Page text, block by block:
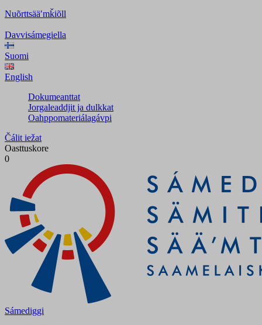
Nuõrttsääʹmǩiõll
Davvisámegiella
Suomi
English
Dokumeanttat
Jorgaleaddjit ja dulkkat
Oahppomateriálagávpi
Čálit iežat
Oasttuskore
0
Sámediggi